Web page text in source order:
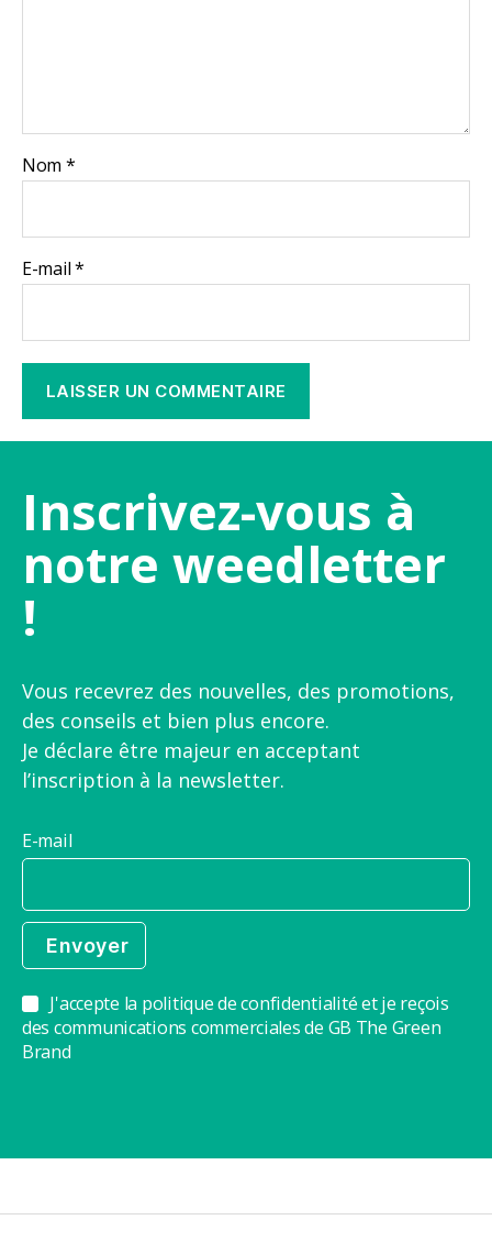
Nom *
E-mail*
Inscrivez-vous à
notre weedletter
!
Vous recevrez des nouvelles, des promotions,
des conseils et bien plus encore.
Je déclare être majeur en acceptant
l’inscription à la newsletter.
E-mail
J'accepte la politique de confidentialité et je reçois
des communications commerciales de GB The Green
Brand